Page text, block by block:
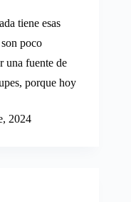
tiene esas
poco
una fuente de
porque hoy
2024